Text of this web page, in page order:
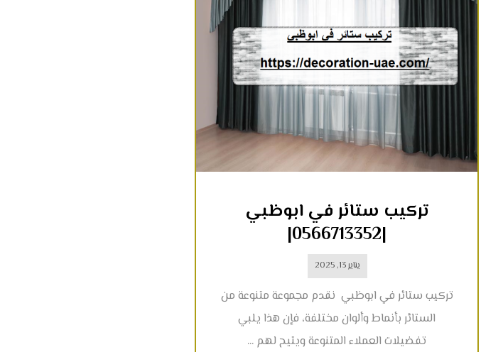
تركيب ستائر في ابوظبي
|0566713352|
يناير 13, 2025
تركيب ستائر في ابوظبي نقدم مجموعة متنوعة من
الستائر بأنماط وألوان مختلفة، فإن هذا يلبي
تفضيلات العملاء المتنوعة ويتيح لهم ...